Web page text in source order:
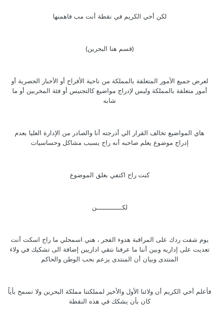
لكن أخي الكريم في نقطة أنت مب فاهمنها
(قسم هنا البحرين)
لعرض جميع الأمور المتعلقة بالمملكة من ناحية الأفراح أو الأخبار الحصرية أو
أمور متعلقة بالمملكة وليس لإدراج مواضيع كالتجنيس أو فئة المخربين أو ما
شابه
هاي المواضيع تخالف القرار الي أدرجته أنا والصادر من الإدارة العليا بعدم
إدراج موضوع يعلم صاحبه أنه راح يسبب مشاكل وحساسيات
كنت راح اكتفي بغلق الموضوع
لكـــــــــــــن
يوم شفت ردك على المراقبة هدوء الفجر ، هني اسمحلي ما راح اسكت أنت
تعديت على إداريه وبين أننا ما عرفنا نتقي اداريين إضافة الى تشكيك في ولاء
المنتدى وبيان أن المنتدى يزعم بحب الوطن والحاكم
فأعلم أخي الكريم أن ولائنا الأول والأخير لمملكتنا مملكة البحرين ولا نسمح بأياً
كان بأن يشكك في هذه النقطة